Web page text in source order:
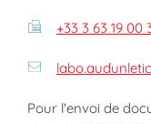
+33 3 63 19 00
Pour l'envoi de